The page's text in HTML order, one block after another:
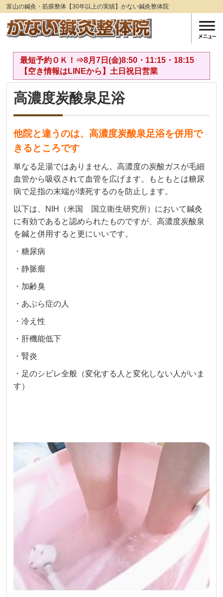
富山の鍼灸・筋膜整体【30年以上の実績】かない鍼灸整体院
最短予約ＯＫ！⇒8月7日(金)8:50・11:15・18:15
【空き情報はLINEから】土日祝日営業
高濃度炭酸泉足浴
他院と違うのは、高濃度炭酸泉足浴を併用で
きるところです
単なる足湯ではありません。高濃度の炭酸ガスが毛細
血管から吸収されて血管を広げます。もともとは糖尿
病で足指の末端が壊死するのを防止します。
以下は、NIH（米国 国立衛生研究所）において鍼灸
に有効であると認められたものですが、高濃度炭酸泉
を鍼と併用すると更にいいです。
・糖尿病
・静脈瘤
・加齢臭
・あぶら症の人
・冷え性
・肝機能低下
・腎炎
・足のシビレ全般（変化する人と変化しない人がいま
す）